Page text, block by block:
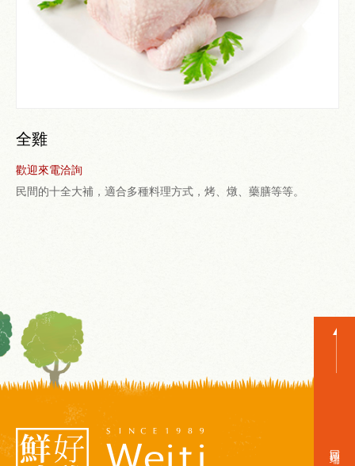
全雞
歡迎來電洽詢
民間的十全大補，適合多種料理方式，烤、燉、藥膳等等。